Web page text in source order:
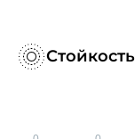
Стойкость